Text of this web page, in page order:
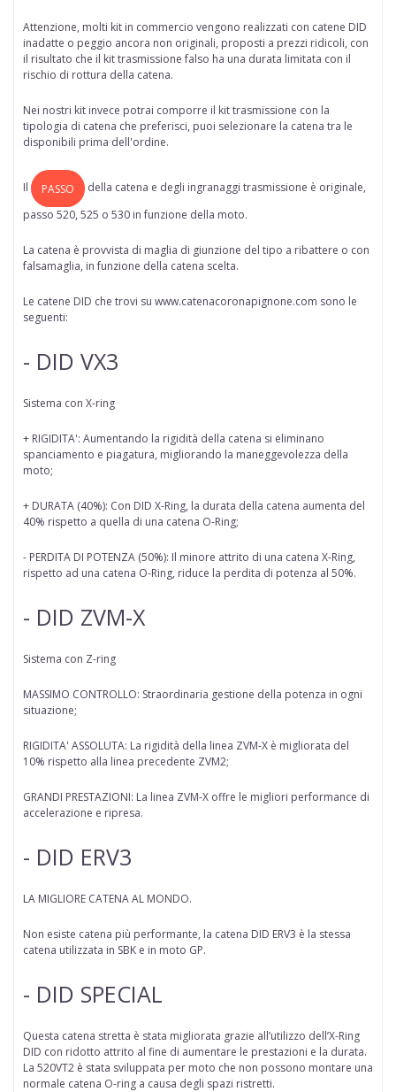
Attenzione, molti kit in commercio vengono realizzati con catene DID
inadatte o peggio ancora non originali, proposti a prezzi ridicoli, con
il risultato che il kit trasmissione falso ha una durata limitata con il
rischio di rottura della catena.
Nei nostri kit invece potrai comporre il kit trasmissione con la
tipologia di catena che preferisci, puoi selezionare la catena tra le
disponibili prima dell'ordine.
Il PASSO della catena e degli ingranaggi trasmissione è originale,
passo 520, 525 o 530 in funzione della moto.
La catena è provvista di maglia di giunzione del tipo a ribattere o con
falsamaglia, in funzione della catena scelta.
Le catene DID che trovi su www.catenacoronapignone.com sono le
seguenti:
- DID VX3
Sistema con X-ring
+ RIGIDITA': Aumentando la rigidità della catena si eliminano
spanciamento e piagatura, migliorando la maneggevolezza della
moto;
+ DURATA (40%): Con DID X-Ring, la durata della catena aumenta del
40% rispetto a quella di una catena O-Ring;
- PERDITA DI POTENZA (50%): Il minore attrito di una catena X-Ring,
rispetto ad una catena O-Ring, riduce la perdita di potenza al 50%.
- DID ZVM-X
Sistema con Z-ring
MASSIMO CONTROLLO: Straordinaria gestione della potenza in ogni
situazione;
RIGIDITA' ASSOLUTA: La rigidità della linea ZVM-X è migliorata del
10% rispetto alla linea precedente ZVM2;
GRANDI PRESTAZIONI: La linea ZVM-X offre le migliori performance di
accelerazione e ripresa.
- DID ERV3
LA MIGLIORE CATENA AL MONDO.
Non esiste catena più performante, la catena DID ERV3 è la stessa
catena utilizzata in SBK e in moto GP.
- DID SPECIAL
Questa catena stretta è stata migliorata grazie all’utilizzo dell’X-Ring
DID con ridotto attrito al fine di aumentare le prestazioni e la durata.
La 520VT2 è stata sviluppata per moto che non possono montare una
normale catena O-ring a causa degli spazi ristretti.